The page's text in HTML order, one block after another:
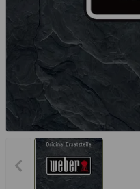
Vorheriges Bild anzeigen